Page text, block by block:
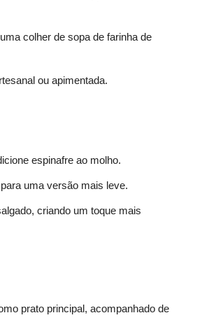
colher de sopa de farinha de
ou apimentada.
espinafre ao molho.
uma versão mais leve.
criando um toque mais
prato principal, acompanhado de